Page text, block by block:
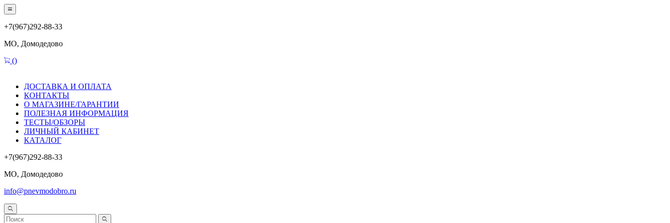
+7(967)292-88-33
МО, Домодедово
()
ДОСТАВКА И ОПЛАТА
КОНТАКТЫ
О МАГАЗИНЕ/ГАРАНТИИ
ПОЛЕЗНАЯ ИНФОРМАЦИЯ
ТЕСТЫ/ОБЗОРЫ
ЛИЧНЫЙ КАБИНЕТ
КАТАЛОГ
+7(967)292-88-33
МО, Домодедово
info@pnevmodobro.ru